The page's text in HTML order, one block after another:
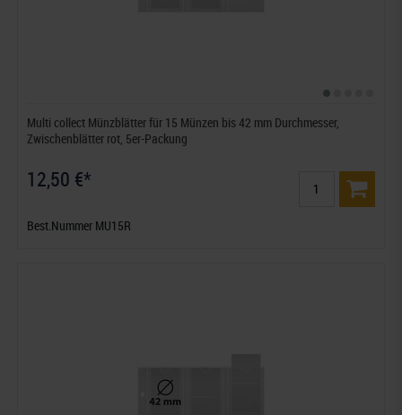
Multi collect Münzblätter für 15 Münzen bis 42 mm Durchmesser,
Zwischenblätter rot, 5er-Packung
12,50 €*
Best.Nummer MU15R